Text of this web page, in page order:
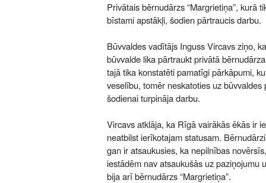
Privātais bērnudārzs “Margrietiņa”, kurā
bīstami apstākļi, šodien pārtraucis darbu.
Būvvaldes vadītājs Inguss Vircavs ziņo,
būvvalde lika pārtraukt privātā
tajā tika konstatēti pamatīgi pārkāpumi,
veselību, tomēr neskatoties uz
šodienai turpināja darbu.
Vircavs atklāja, ka Rīgā vairākās ēkās ir
neatbilst ierīkotajam statusam.
gan ir atsaukusies, ka nepilnības
iestādēm nav atsaukušās uz paziņojumu
bija arī bērnudārzs “Margrietiņa”.